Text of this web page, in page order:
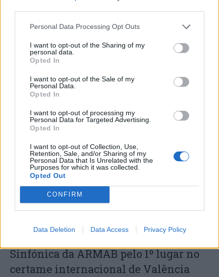
Personal Data Processing Opt Outs
I want to opt-out of the Sharing of my
personal data.
Opted In
I want to opt-out of the Sale of my
Personal Data.
Opted In
I want to opt-out of processing my
Personal Data for Targeted Advertising.
Opted In
I want to opt-out of Collection, Use,
Retention, Sale, and/or Sharing of my
Personal Data that Is Unrelated with the
Purposes for which it was collected.
Opted Out
CONFIRM
Data Deletion Data Access Privacy Policy
Artigo anterior
Noite do Circo esgotada e
com lista de espera | Hoje e
amanhã no Museu de
Lamas | Santa Maria da
Próximo artigo
Castelo Branco – Detido
por caça ilegal
ARTIGOS RELACIONADOS
Sinfónica da ARMAB pelo 1º lugar no
certame internacional de Valência